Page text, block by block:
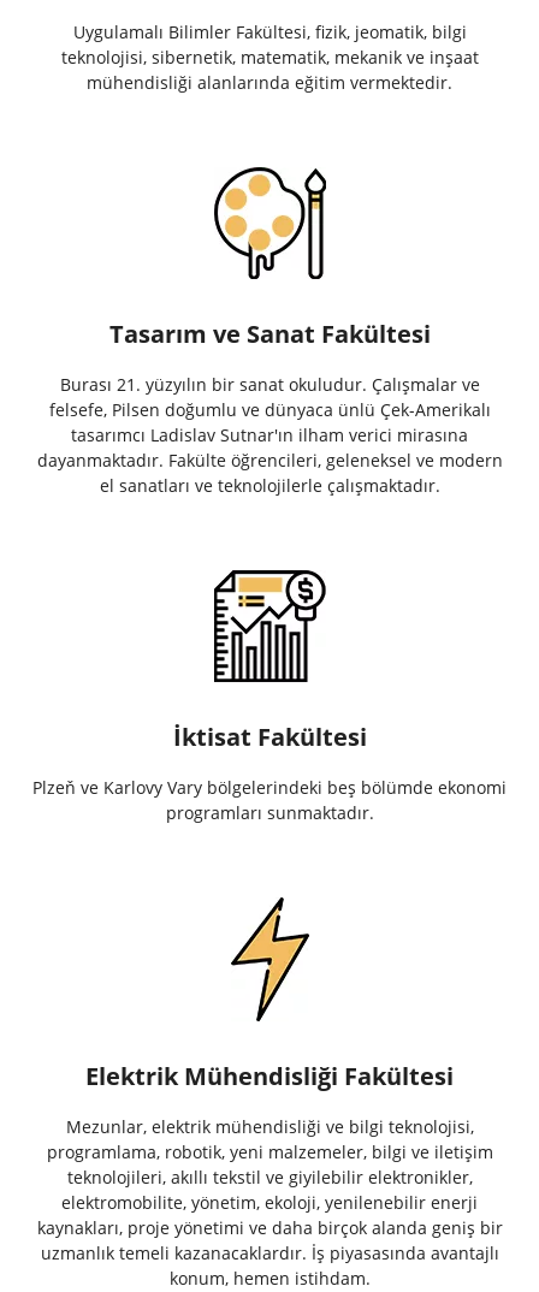
Uygulamalı Bilimler Fakültesi, fizik, jeomatik, bilgi
teknolojisi, sibernetik, matematik, mekanik ve inşaat
mühendisliği alanlarında eğitim vermektedir.
Tasarım ve Sanat Fakültesi
Burası 21. yüzyılın bir sanat okuludur. Çalışmalar ve
felsefe, Pilsen doğumlu ve dünyaca ünlü Çek-Amerikalı
tasarımcı Ladislav Sutnar'ın ilham verici mirasına
dayanmaktadır. Fakülte öğrencileri, geleneksel ve modern
el sanatları ve teknolojilerle çalışmaktadır.
İktisat Fakültesi
Plzeň ve Karlovy Vary bölgelerindeki beş bölümde ekonomi
programları sunmaktadır.
Elektrik Mühendisliği Fakültesi
Mezunlar, elektrik mühendisliği ve bilgi teknolojisi,
programlama, robotik, yeni malzemeler, bilgi ve iletişim
teknolojileri, akıllı tekstil ve giyilebilir elektronikler,
elektromobilite, yönetim, ekoloji, yenilenebilir enerji
kaynakları, proje yönetimi ve daha birçok alanda geniş bir
uzmanlık temeli kazanacaklardır. İş piyasasında avantajlı
konum, hemen istihdam.